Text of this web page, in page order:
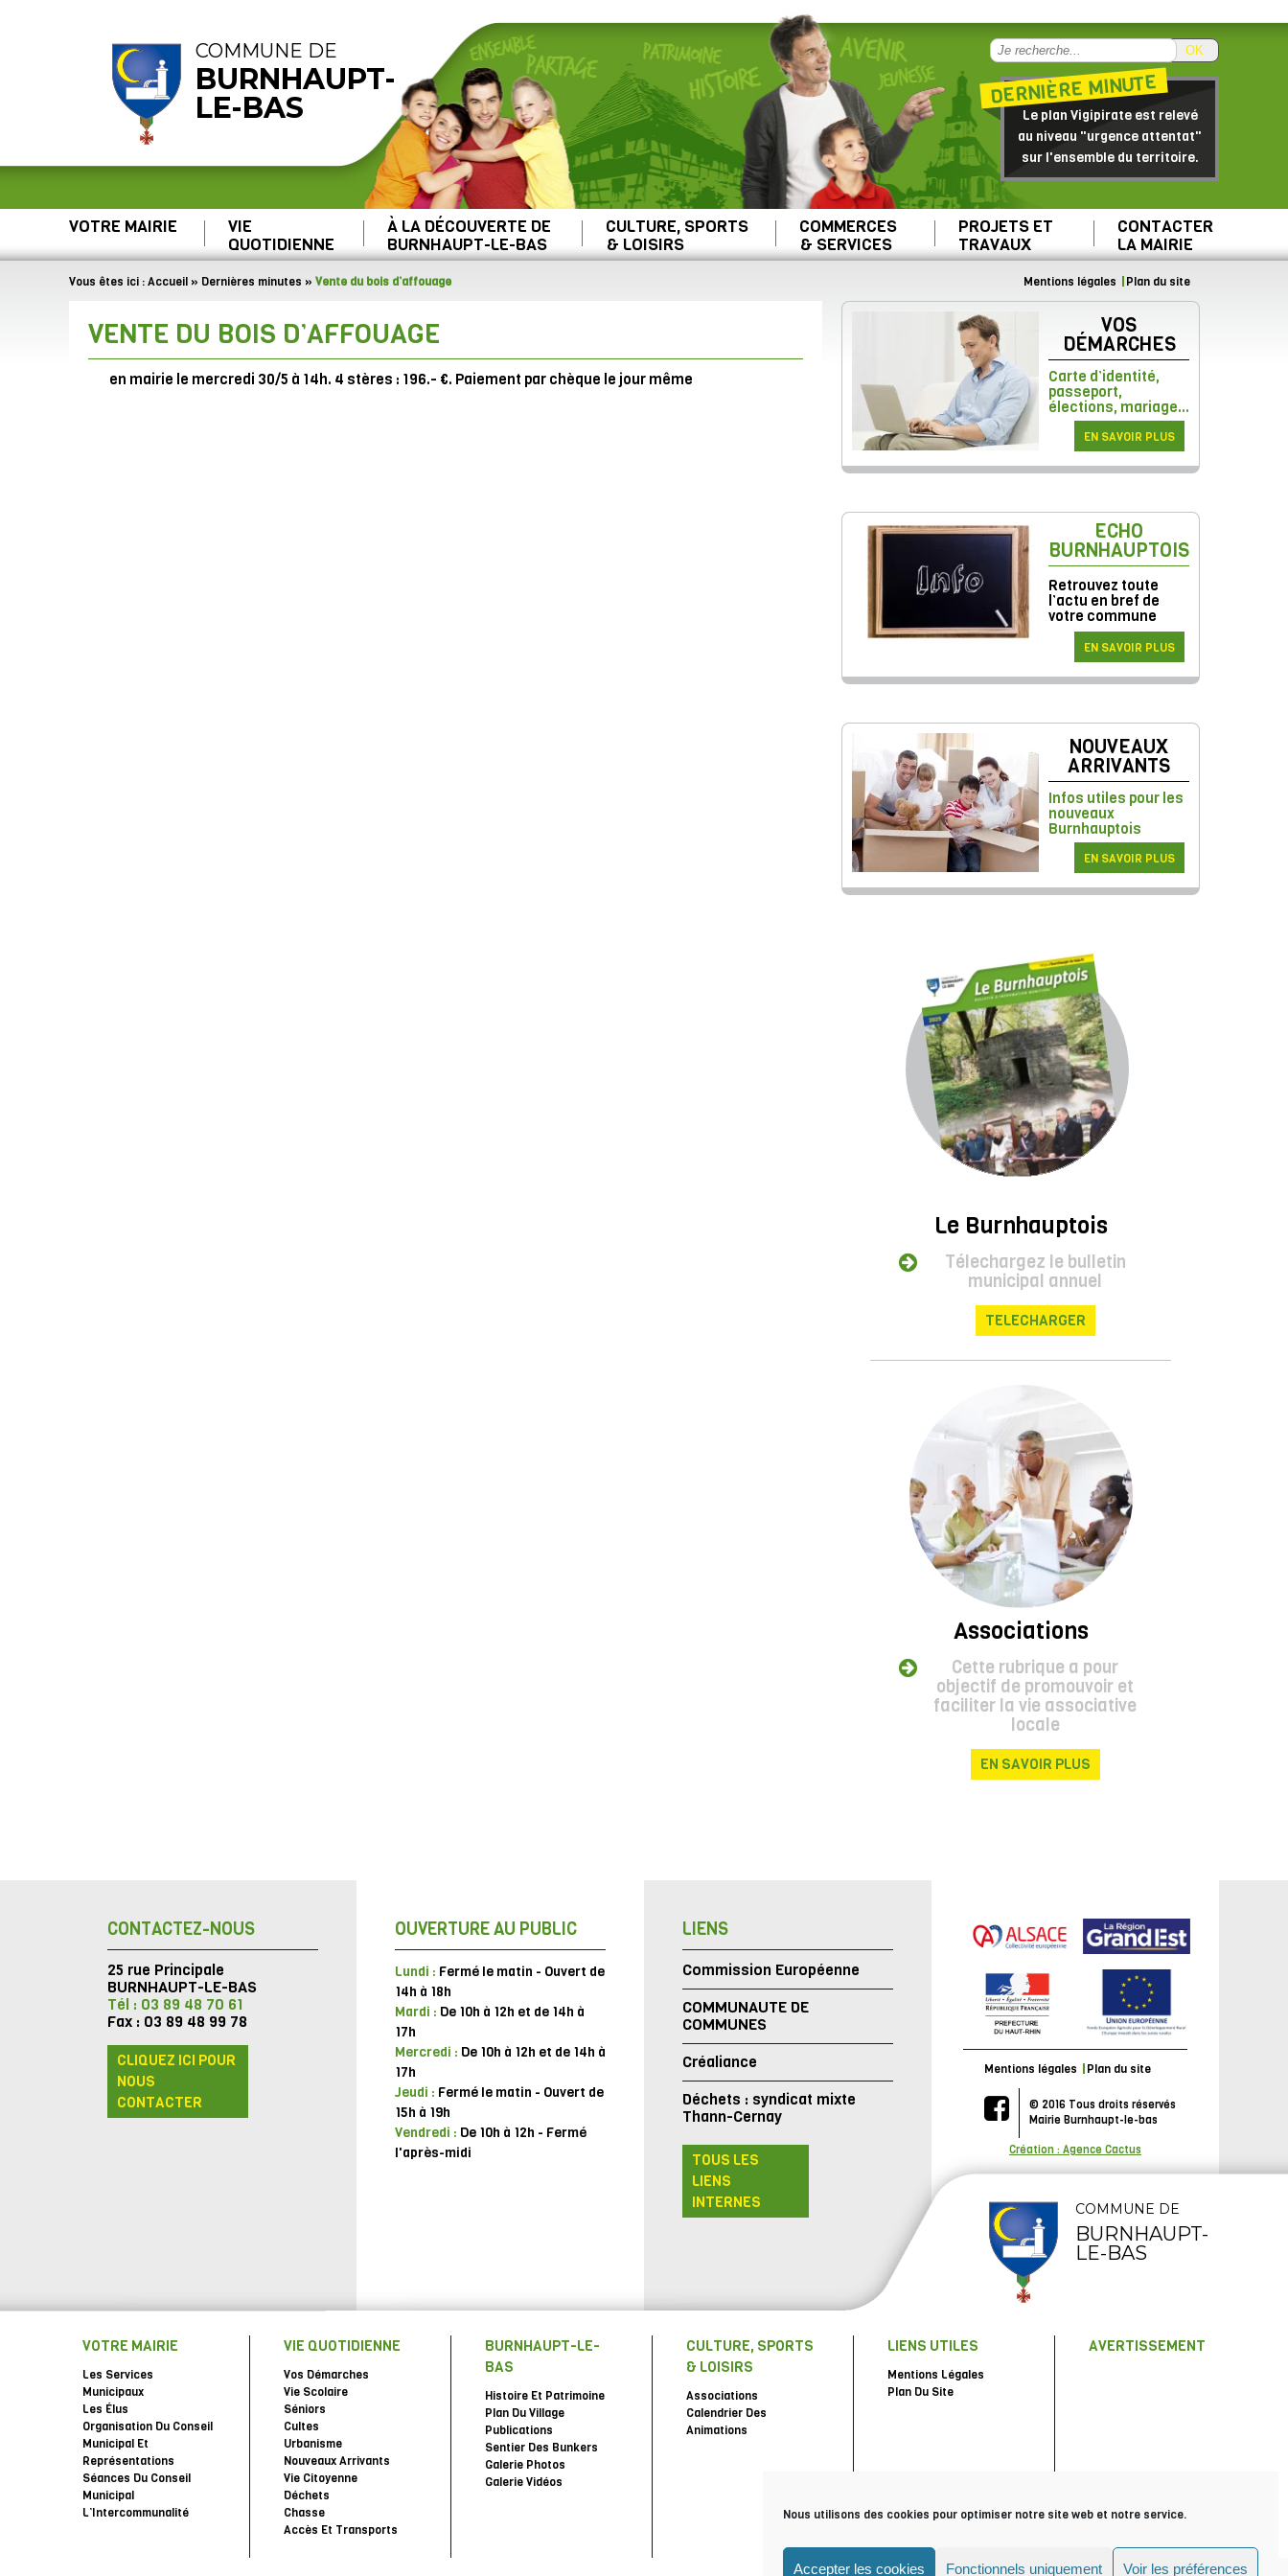
Nous utilisons des cookies pour optimiser notre site web et notre service.
Accepter les cookies Fonctionnels uniquement Voir les préférences
COMMUNE DE
BURNHAUPT-
LE-BAS
OK
DERNIÈRE MINUTE
Le plan Vigipirate est relevé
au niveau "urgence attentat"
sur l'ensemble du territoire.
VOTRE MAIRIE VIE
QUOTIDIENNE
À LA DÉCOUVERTE DE
BURNHAUPT-LE-BAS
CULTURE, SPORTS
& LOISIRS
COMMERCES
& SERVICES
PROJETS ET
TRAVAUX
CONTACTER
LA MAIRIE
Vous êtes ici :Accueil » Dernières minutes » Vente du bois d’affouage Mentions légales Plan du site
VENTE DU BOIS D’AFFOUAGE
en mairie le mercredi 30/5 à 14h. 4 stères : 196.- €. Paiement par chèque le jour même
VOS
DÉMARCHES
Carte d’identité,
passeport,
élections, mariage...
EN SAVOIR PLUS
ECHO
BURNHAUPTOIS
Retrouvez toute
l’actu en bref de
votre commune
EN SAVOIR PLUS
NOUVEAUX
ARRIVANTS
Infos utiles pour les
nouveaux
Burnhauptois
EN SAVOIR PLUS
Le Burnhauptois
Télechargez le bulletin
municipal annuel
TELECHARGER
Associations
Cette rubrique a pour
objectif de promouvoir et
faciliter la vie associative
locale
EN SAVOIR PLUS
CONTACTEZ-NOUS
25 rue Principale
BURNHAUPT-LE-BAS
Tél : 03 89 48 70 61
Fax : 03 89 48 99 78
CLIQUEZ ICI POUR
NOUS
CONTACTER
OUVERTURE AU PUBLIC
Lundi : Fermé le matin - Ouvert de
14h à 18h
Mardi : De 10h à 12h et de 14h à
17h
Mercredi : De 10h à 12h et de 14h à
17h
Jeudi : Fermé le matin - Ouvert de
15h à 19h
Vendredi : De 10h à 12h - Fermé
l'après-midi
LIENS
Commission Européenne
COMMUNAUTE DE
COMMUNES
Créaliance
Déchets : syndicat mixte
Thann-Cernay
TOUS LES
LIENS
INTERNES
Mentions légales Plan du site
© 2016 Tous droits réservés
Mairie Burnhaupt-le-bas
Création : Agence Cactus
COMMUNE DE
BURNHAUPT-
LE-BAS
VOTRE MAIRIE
Les Services
Municipaux
Les Élus
Organisation Du Conseil
Municipal Et
Représentations
Séances Du Conseil
Municipal
L’Intercommunalité
VIE QUOTIDIENNE
Vos Démarches
Vie Scolaire
Séniors
Cultes
Urbanisme
Nouveaux Arrivants
Vie Citoyenne
Déchets
Chasse
Accès Et Transports
BURNHAUPT-LE-
BAS
Histoire Et Patrimoine
Plan Du Village
Publications
Sentier Des Bunkers
Galerie Photos
Galerie Vidéos
CULTURE, SPORTS
& LOISIRS
Associations
Calendrier Des
Animations
LIENS UTILES
Mentions Légales
Plan Du Site
AVERTISSEMENT